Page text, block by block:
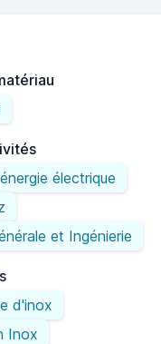
électrique
et Ingénierie
d'inox
Inox